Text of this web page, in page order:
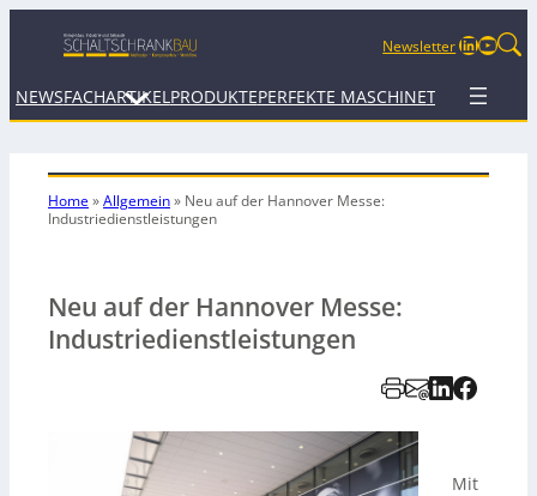
NewsletterLinkedIn
NEWSFACHARTIKEL PRODUKTEPERFEKTE MASCHINETERMINE
Home»Allgemein» Neu auf der Hannover Messe:
Industriedienstleistungen
Neu auf der Hannover Messe:
Industriedienstleistungen
Mit